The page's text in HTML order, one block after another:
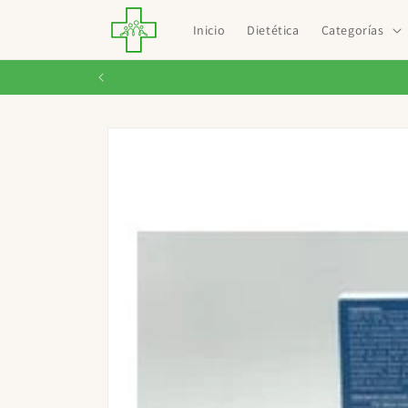
Inicio Dietética Categorías